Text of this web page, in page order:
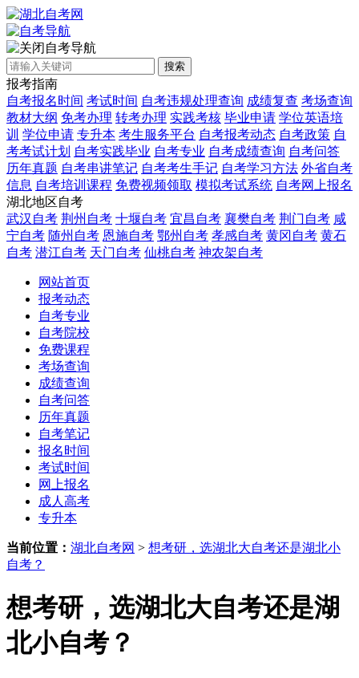
自考导航
搜索
报考指南
自考报名时间 考试时间 自考违规处理查询 成绩复查 考场查询
教材大纲 免考办理 转考办理 实践考核 毕业申请 学位英语培
训 学位申请 专升本 考生服务平台 自考报考动态 自考政策 自
考考试计划 自考实践毕业 自考专业 自考成绩查询 自考问答
历年真题 自考串讲笔记 自考考生手记 自考学习方法 外省自考
信息 自考培训课程 免费视频领取 模拟考试系统 自考网上报名
湖北地区自考
武汉自考 荆州自考 十堰自考 宜昌自考 襄樊自考 荆门自考 咸
宁自考 随州自考 恩施自考 鄂州自考 孝感自考 黄冈自考 黄石
自考 潜江自考 天门自考 仙桃自考 神农架自考
网站首页
报考动态
自考专业
自考院校
免费课程
考场查询
成绩查询
自考问答
历年真题
自考笔记
报名时间
考试时间
网上报名
成人高考
专升本
当前位置： 湖北自考网 > 想考研，选湖北大自考还是湖北小
自考？
想考研，选湖北大自考还是湖
北小自考？